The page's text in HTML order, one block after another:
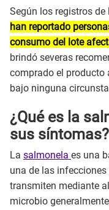
Según los registros de
han reportado
consumo del lote
brindó severas
comprado el producto
bajo ninguna
¿Qué es la
sus síntomas?
La salmonela es una
una de las
transmiten mediante
microbio